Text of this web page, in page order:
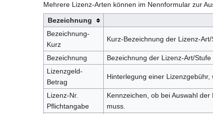
Mehrere Lizenz-Arten können im Nennformular zur
Bezeichnung
Bezeichnung-
Kurz
Kurz-Bezeichnung der Lizenz-Art/
Bezeichnung
Bezeichnung der Lizenz-Art/Stufe
Lizenzgeld-
Betrag
Hinterlegung einer
Lizenz-Nr.
Pflichtangabe
Kennzeichen, ob bei Auswahl
muss.